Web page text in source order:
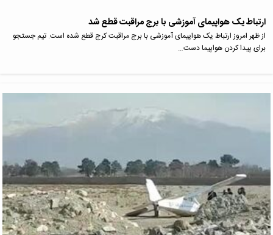
ارتباط یک هواپیمای آموزشی با برج مراقبت قطع شد
از ظهر امروز ارتباط یک هواپیمای آموزشی با برج مراقبت کرج قطع شده است. تیم جستجو
برای پیدا کردن هواپیما دست…